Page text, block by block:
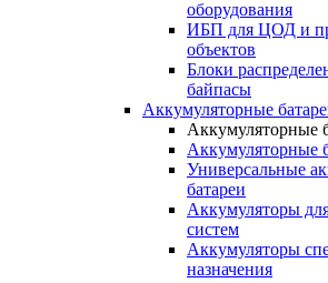
оборудования
ИБП для ЦОД и
объектов
Блоки
байпасы
Аккумуляторные
Аккумуляторные
Аккумуляторные
Универсальные
батареи
Аккумуляторы
систем
Аккумуляторы
назначения